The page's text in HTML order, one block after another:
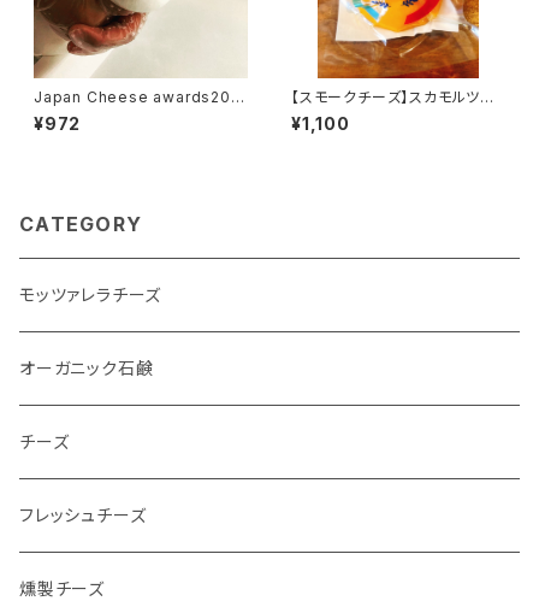
Japan Cheese awards202
2 銀賞 モッツァレラチーズ！
¥972
【スモークチーズ】スカモルツァ
アフミカータ
¥1,100
CATEGORY
モッツァレラチーズ
オーガニック石鹸
チーズ
フレッシュチーズ
燻製チーズ